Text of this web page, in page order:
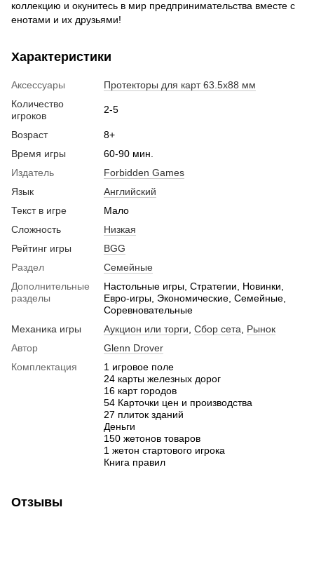
коллекцию и окунитесь в мир предпринимательства вместе с
енотами и их друзьями!
Характеристики
Аксессуары
Протекторы для карт 63.5х88 мм
Количество
игроков
2-5
Возраст
8+
Время игры
60-90 мин.
Издатель
Forbidden Games
Язык
Английский
Текст в игре
Мало
Сложность
Низкая
Рейтинг игры
BGG
Раздел
Семейные
Дополнительные
разделы
Настольные игры, Стратегии, Новинки,
Евро-игры, Экономические, Семейные,
Соревновательные
Механика игры
Аукцион или торги Сбор сета
Рынок
Автор
Glenn Drover
Комплектация
1 игровое поле
24 карты железных дорог
16 карт городов
54 Карточки цен и производства
27 плиток зданий
Деньги
150 жетонов товаров
1 жетон стартового игрока
Книга правил
Отзывы